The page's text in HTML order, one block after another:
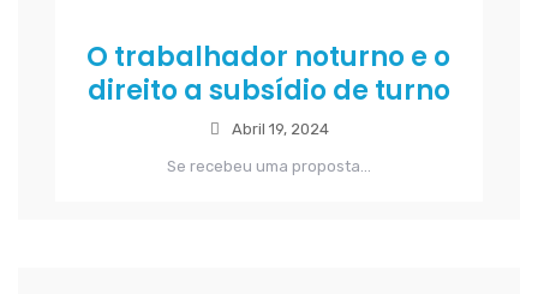
O trabalhador noturno e o
direito a subsídio de turno
Abril 19, 2024
Se recebeu uma proposta...